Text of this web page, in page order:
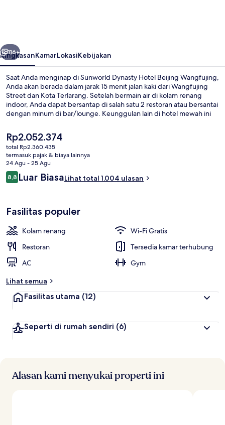
Berikutnya
116+
RingkasanKamarLokasiKebijakan
Saat Anda menginap di Sunworld Dynasty Hotel Beijing Wangfujing,
Anda akan berada dalam jarak 15 menit jalan kaki dari Wangfujing
Street dan Kota Terlarang. Setelah bermain air di kolam renang
indoor, Anda dapat bersantap di salah satu 2 restoran atau bersantai
dengan minum di bar/lounge. Keunggulan lain di hotel mewah ini
memberikan ulasan yang baik tentang staf dan kawasan
perbelanjaan. Properti ini berada dekat dengan transportasi umum:
Stasiun Dengshikou berjarak 5 menit dan Stasiun Dongsi berjarak 7
menit.
Harga
saat
ini
Rp2.052.374
Rp2.052.374
total Rp2.360.435
termasuk pajak & biaya lainnya
24 Agu - 25 Agu
Ulasan
8,88,8 dari 10
Luar BiasaLihat total 1.004 ulasan
Fasilitas populer
Kolam renang
Wi-Fi Gratis
Restoran
Tersedia kamar terhubung
AC
Gym
Lihat semua
Fasilitas utama (12)
Seperti di rumah sendiri (6)
Alasan kami menyukai properti ini